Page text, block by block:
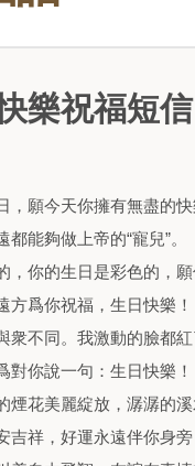
樂祝福短信
，願今天你擁有無盡的
能夠做上帝的“寵兒”。
，你的生日是彩色的，
方爲你祝福，生日快樂！
衆不同。我激動的臉都
對你說一句：生日快樂！
花美麗綻放，潺潺的
吉祥，好運永遠伴你身旁